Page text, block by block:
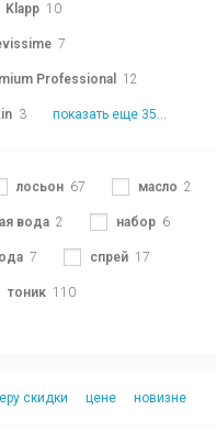
Klapp 10
7
Professional 12
3 показать еще 35...
лосьон 67 масло 2
вода 2 набор 6
7 спрей 17
тоник 110
скидки цене новизне